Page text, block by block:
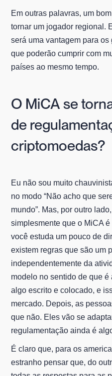
Em outras palavras, um
tornar um jogador regional.
será uma vantagem para
que poderão cumprir com
países ao mesmo tempo.
O MiCA se
de
criptomoedas?
Eu não sou muito
no modo “Não acho que
mundo”. Mas, por outro
simplesmente que o MiCA
você estuda um pouco de
existem regras que são um
independentemente da
modelo no sentido de que
algo escrito e colocado, e
mercado. Depois, as
que não. Eles vão se
regulamentação ainda é
É claro que, para os
estranho pensar que, do